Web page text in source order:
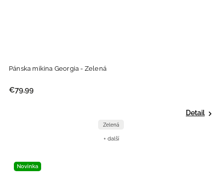
Pánska mikina Georgia - Zelená
€79,99
Detail
Zelená
+ další
Novinka